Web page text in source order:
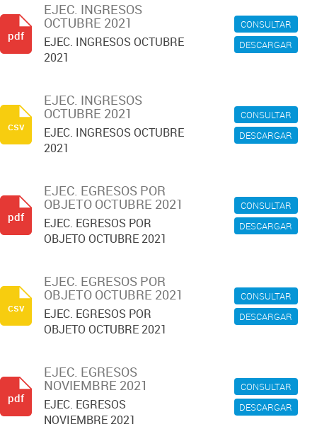
CONSULTAR
DESCARGAR
EJEC. INGRESOS
OCTUBRE 2021
EJEC. INGRESOS OCTUBRE
2021
pdf
CONSULTAR
DESCARGAR
EJEC. INGRESOS
OCTUBRE 2021
EJEC. INGRESOS OCTUBRE
2021
csv
CONSULTAR
DESCARGAR
EJEC. EGRESOS POR
OBJETO OCTUBRE 2021
EJEC. EGRESOS POR
OBJETO OCTUBRE 2021
pdf
CONSULTAR
DESCARGAR
EJEC. EGRESOS POR
OBJETO OCTUBRE 2021
EJEC. EGRESOS POR
OBJETO OCTUBRE 2021
csv
CONSULTAR
DESCARGAR
EJEC. EGRESOS
NOVIEMBRE 2021
EJEC. EGRESOS
NOVIEMBRE 2021
pdf